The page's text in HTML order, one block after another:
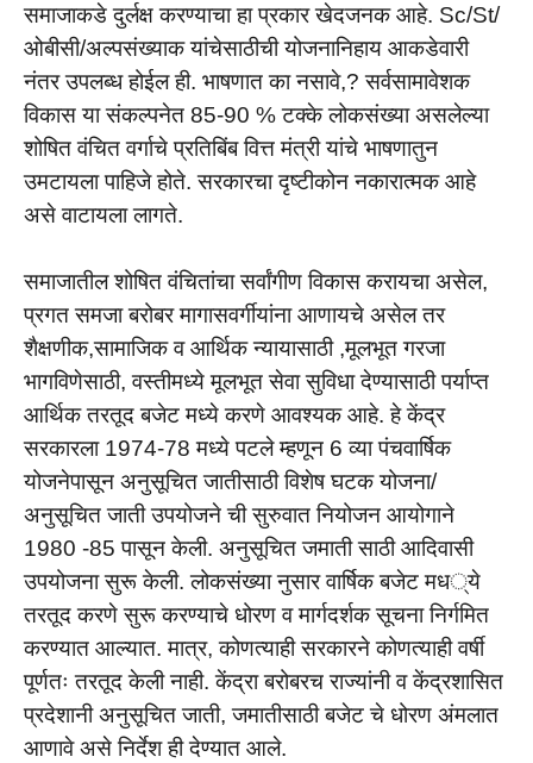
समाजाकडे दुर्लक्ष करण्याचा हा प्रकार खेदजनक आहे. Sc/St/
ओबीसी/अल्पसंख्याक यांचेसाठीची योजनानिहाय आकडेवारी
नंतर उपलब्ध होईल ही. भाषणात का नसावे,? सर्वसामावेशक
विकास या संकल्पनेत 85-90 % टक्के लोकसंख्या असलेल्या
शोषित वंचित वर्गाचे प्रतिबिंब वित्त मंत्री यांचे भाषणातुन
उमटायला पाहिजे होते. सरकारचा दृष्टीकोन नकारात्मक आहे
असे वाटायला लागते.
समाजातील शोषित वंचितांचा सर्वांगीण विकास करायचा असेल,
प्रगत समजा बरोबर मागासवर्गीयांना आणायचे असेल तर
शैक्षणीक,सामाजिक व आर्थिक न्यायासाठी ,मूलभूत गरजा
भागविणेसाठी, वस्तीमध्ये मूलभूत सेवा सुविधा देण्यासाठी पर्याप्त
आर्थिक तरतूद बजेट मध्ये करणे आवश्यक आहे. हे केंद्र
सरकारला 1974-78 मध्ये पटले म्हणून 6 व्या पंचवार्षिक
योजनेपासून अनुसूचित जातीसाठी विशेष घटक योजना/
अनुसूचित जाती उपयोजने ची सुरुवात नियोजन आयोगाने
1980 -85 पासून केली. अनुसूचित जमाती साठी आदिवासी
उपयोजना सुरू केली. लोकसंख्या नुसार वार्षिक बजेट मध्ये
तरतूद करणे सुरू करण्याचे धोरण व मार्गदर्शक सूचना निर्गमित
करण्यात आल्यात. मात्र, कोणत्याही सरकारने कोणत्याही वर्षी
पूर्णतः तरतूद केली नाही. केंद्रा बरोबरच राज्यांनी व केंद्रशासित
प्रदेशानी अनुसूचित जाती, जमातीसाठी बजेट चे धोरण अंमलात
आणावे असे निर्देश ही देण्यात आले.